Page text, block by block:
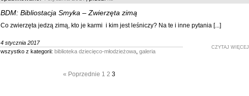
BDM: Bibliostacja Smyka – Zwierzęta zimą
Co zwierzęta jedzą zimą, kto je karmi i kim jest leśniczy? Na te i inne pytania [...]
4 stycznia 2017
CZYTAJ WIĘCEJ
wszystko z kategorii: biblioteka dziecięco-młodzieżowa galeria
« Poprzednie 1 2 3